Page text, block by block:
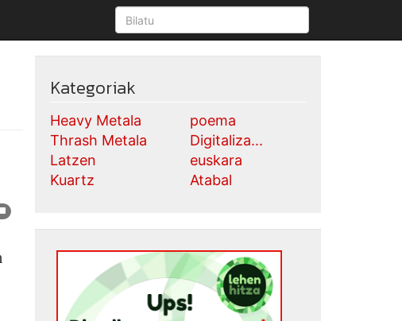
Kategoriak
Heavy Metala
Thrash Metala
Latzen
Kuartz
poema
Digitaliza...
euskara
Atabal